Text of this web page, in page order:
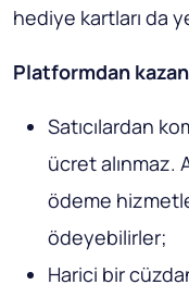
hediye kartları da
Platformdan
Satıcılardan
ücret alınmaz.
ödeme
ödeyebilirler;
Harici bir